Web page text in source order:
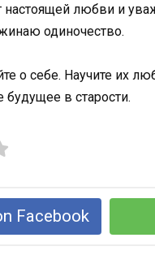
любви и
одиночество.
о себе. Научите их
в старости.
Facebook